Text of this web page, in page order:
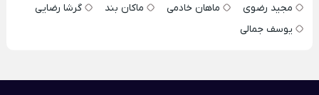
مجید رضوی
ماهان خادمی ماکان بند
گرشا رضایی
یوسف جمالی